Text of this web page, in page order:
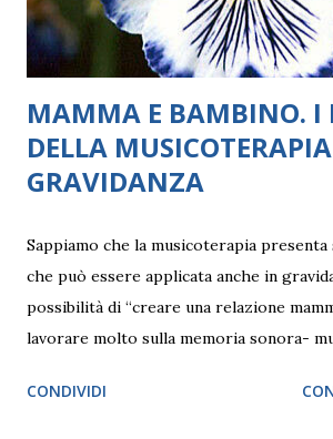
piccola delle bellissime indossat...
MAMMA E BAMBINO. I
DELLA
GRAVIDANZA
Sappiamo che la musicoterapia
che può essere applicata anche in
possibilità di “creare una relazione
lavorare molto sulla memoria sonora-
particolare questo momento? La
CONDIVIDI